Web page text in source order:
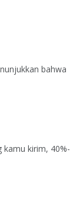
bahwa
kamu kirim, 40%-